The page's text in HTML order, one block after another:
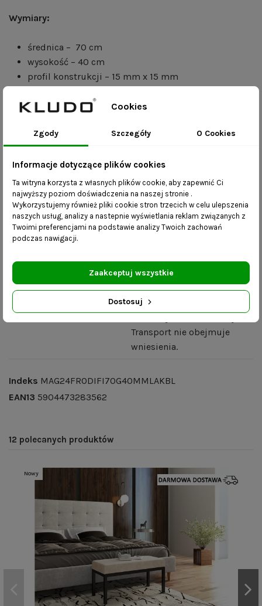
Wymiary:
średnica – 70 cm
wysokość – 40 cm
profil konstrukcji – 15 mm x 15 mm
PRODUKT NOWY DOSTĘPNY NA MAGAZYNIE.
mebel wykonany ręcznie – produkt gotowy do
wysyłki
dostępność różnych rozmiarów – skontaktuj się z
nami i wybierz dowolne wymiary
Szczegóły produktu
Mebel dostarczany w
Transport nie obejmuje
wniesienia.
Indeks MAG24FRODIFI70G40MMLAKBL
EAN13 5904473283562
12 polecanych produktów
Nowy
Cookies
Zgody Szczegóły O Cookies
Informacje dotyczące plików cookies
Ta witryna korzysta z własnych plików cookie, aby zapewnić Ci
najwyższy poziom doświadczenia na naszej stronie .
Wykorzystujemy również pliki cookie stron trzecich w celu ulepszenia
naszych usług, analizy a nastepnie wyświetlania reklam związanych z
Twoimi preferencjami na podstawie analizy Twoich zachowań
podczas nawigacji.
Dostosuj
Zaakceptuj wszystkie